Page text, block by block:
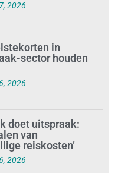
2026
in
sector houden
2026
doet uitspraak:
van
reiskosten’
2026